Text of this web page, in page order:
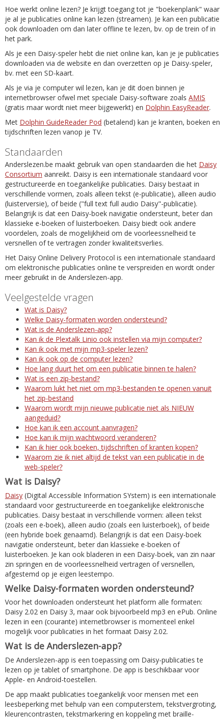
Hoe werkt online lezen? Je krijgt toegang tot je "boekenplank" waar
je al je publicaties online kan lezen (streamen). Je kan een publicatie
ook downloaden om dan later offline te lezen, bv. op de trein of in
het park.
Als je een Daisy-speler hebt die niet online kan, kan je je publicaties
downloaden via de website en dan overzetten op je Daisy-speler,
bv. met een SD-kaart.
Als je via je computer wil lezen, kan je dit doen binnen je
internetbrowser ofwel met speciale Daisy-software zoals AMIS
(gratis maar wordt niet meer bijgewerkt) en Dolphin EasyReader.
Met Dolphin GuideReader Pod (betalend) kan je kranten, boeken en
tijdschriften lezen vanop je TV.
Standaarden
Anderslezen.be maakt gebruik van open standaarden die het Daisy
Consortium aanreikt. Daisy is een internationale standaard voor
gestructureerde en toegankelijke publicaties. Daisy bestaat in
verschillende vormen, zoals alleen tekst (e-publicatie), alleen audio
(luisterversie), of beide ("full text full audio Daisy"-publicatie).
Belangrijk is dat een Daisy-boek navigatie ondersteunt, beter dan
klassieke e-boeken of luisterboeken. Daisy biedt ook andere
voordelen, zoals de mogelijkheid om de voorleessnelheid te
versnellen of te vertragen zonder kwaliteitsverlies.
Het Daisy Online Delivery Protocol is een internationale standaard
om elektronische publicaties online te verspreiden en wordt onder
meer gebruikt in de Anderslezen-app.
Veelgestelde vragen
Wat is Daisy?
Welke Daisy-formaten worden ondersteund?
Wat is de Anderslezen-app?
Kan ik de Plextalk Linio ook instellen via mijn computer?
Kan ik ook met mijn mp3-speler lezen?
Kan ik ook op de computer lezen?
Hoe lang duurt het om een publicatie binnen te halen?
Wat is een zip-bestand?
Waarom lukt het niet om mp3-bestanden te openen vanuit
het zip-bestand
Waarom wordt mijn nieuwe publicatie niet als NIEUW
aangeduid?
Hoe kan ik een account aanvragen?
Hoe kan ik mijn wachtwoord veranderen?
Kan ik hier ook boeken, tijdschriften of kranten kopen?
Waarom zie ik niet altijd de tekst van een publicatie in de
web-speler?
Wat is Daisy?
Daisy (Digital Accessible Information SYstem) is een internationale
standaard voor gestructureerde en toegankelijke elektronische
publicaties. Daisy bestaat in verschillende vormen: alleen tekst
(zoals een e-boek), alleen audio (zoals een luisterboek), of beide
(een hybride boek genaamd). Belangrijk is dat een Daisy-boek
navigatie ondersteunt, beter dan klassieke e-boeken of
luisterboeken. Je kan ook bladeren in een Daisy-boek, van zin naar
zin springen en de voorleessnelheid vertragen of versnellen,
afgestemd op je eigen leestempo.
Welke Daisy-formaten worden ondersteund?
Voor het downloaden ondersteunt het platform alle formaten:
Daisy 2.02 en Daisy 3, maar ook bijvoorbeeld mp3 en ePub. Online
lezen in een (courante) internetbrowser is momenteel enkel
mogelijk voor publicaties in het formaat Daisy 2.02.
Wat is de Anderslezen-app?
De Anderslezen-app is een toepassing om Daisy-publicaties te
lezen op je tablet of smartphone. De app is beschikbaar voor
Apple- en Android-toestellen.
De app maakt publicaties toegankelijk voor mensen met een
leesbeperking met behulp van een computerstem, tekstvergroting,
kleurencontrasten, tekstmarkering en koppeling met braille-